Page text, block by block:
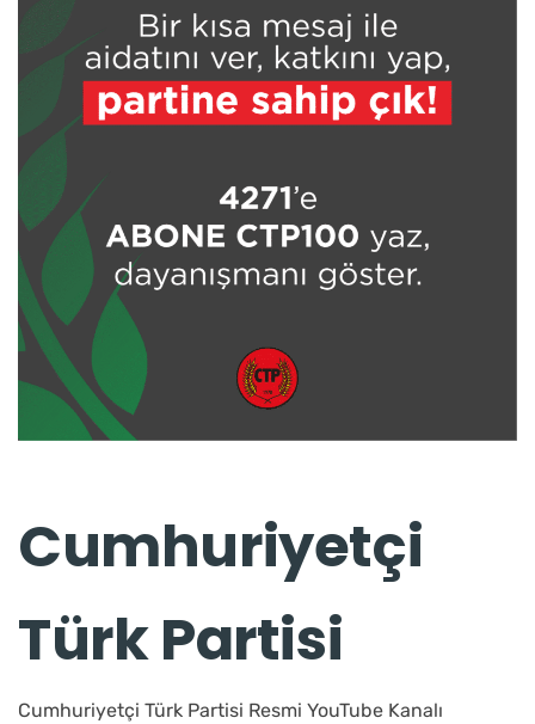
Cumhuriyetçi
Türk Partisi
Cumhuriyetçi Türk Partisi Resmi YouTube Kanalı